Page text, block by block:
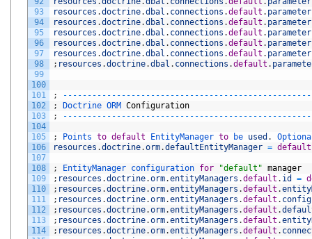
93
94
95
96
97
98
99
100
101
102
103
104
105
106
107
108
109
110
111
112
113
114
resources .doctrine.dbal . connections .default .
resources .doctrine.dbal . connections .default .
resources .doctrine.dbal . connections .default .
resources .doctrine.dbal . connections .default .
resources .doctrine.dbal . connections .default .
; resources .doctrine.dbal . connections .default .
; -- -- -- -- -- -- -- -- -- -- -- -- -- -- -- -- -- -- -- -- -- -- -- -- --
;
Doctrine ORM Configuration
;
-- -- -- -- -- -- -- -- -- -- -- -- -- -- -- -- -- -- -- -- -- -- -- -- --
; Points to default EntityManager to be used .
resources .doctrine.orm.defaultEntityManager = default
; EntityManager configuration for "default" manager
; resources .doctrine.orm.entityManagers .default . id =
; resources .doctrine.orm.entityManagers .default .
; resources .doctrine.orm.entityManagers .default .
; resources .doctrine.orm.entityManagers .default .
; resources .doctrine.orm.entityManagers .default .
; resources .doctrine.orm.entityManagers .default .